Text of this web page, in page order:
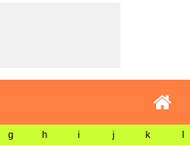
g h i j k l